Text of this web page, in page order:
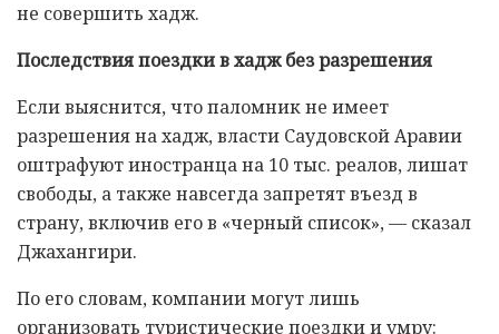
не совершить хадж.
Последствия поездки в хадж без разрешения
Если выяснится, что паломник не имеет
разрешения на хадж, власти Саудовской Аравии
оштрафуют иностранца на 10 тыс. реалов, лишат
свободы, а также навсегда запретят въезд в
страну, включив его в «черный список», — сказал
Джахангири.
По его словам, компании могут лишь
организовать туристические поездки и умру: